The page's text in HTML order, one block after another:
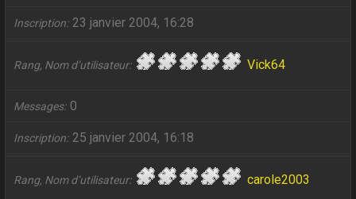
Inscription 23 janvier 2004, 16:28
Rang, Nom d’utilisateur Vick64
Messages 0
Inscription 25 janvier 2004, 16:18
Rang, Nom d’utilisateur carole2003